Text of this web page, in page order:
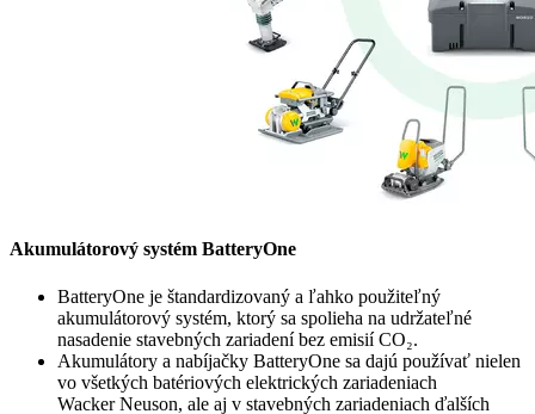
Akumulátorový systém BatteryOne
BatteryOne je štandardizovaný a ľahko použiteľný
akumulátorový systém, ktorý sa spolieha na udržateľné
nasadenie stavebných zariadení bez emisií CO₂.
Akumulátory a nabíjačky BatteryOne sa dajú používať nielen
vo všetkých batériových elektrických zariadeniach
Wacker Neuson, ale aj v stavebných zariadeniach ďalších